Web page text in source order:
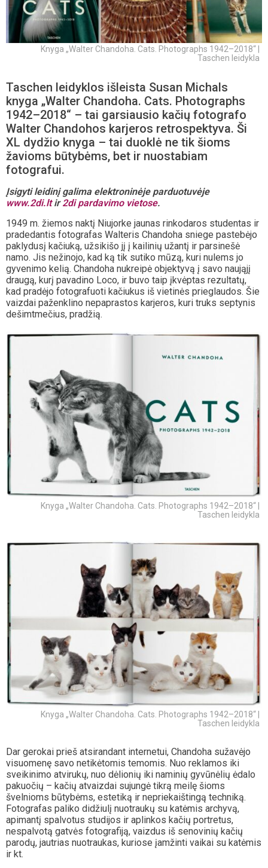
Knyga „Walter Chandoha. Cats. Photographs 1942–2018“ |
Taschen leidykla
Taschen leidyklos išleista Susan Michals
knyga „Walter Chandoha. Cats. Photographs
1942–2018“ – tai garsiausio kačių fotografo
Walter Chandohos karjeros retrospektyva. Ši
XL dydžio knyga – tai duoklė ne tik šioms
žavioms būtybėms, bet ir nuostabiam
fotografui.
Įsigyti leidinį galima elektroninėje parduotuvėje
www.2di.ltir2di pardavimo vietose.
1949 m. žiemos naktį Niujorke jaunas rinkodaros studentas ir
pradedantis fotografas Walteris Chandoha sniege pastebėjo
paklydusį kačiuką, užsikišo jį į kailinių užantį ir parsinešė
namo. Jis nežinojo, kad ką tik sutiko mūzą, kuri nulems jo
gyvenimo kelią. Chandoha nukreipė objektyvą į savo naująjį
draugą, kurį pavadino Loco, ir buvo taip įkvėptas rezultatų,
kad pradėjo fotografuoti kačiukus iš vietinės prieglaudos. Šie
vaizdai paženklino nepaprastos karjeros, kuri truks septynis
dešimtmečius, pradžią.
Knyga „Walter Chandoha. Cats. Photographs 1942–2018“ |
Taschen leidykla
Knyga „Walter Chandoha. Cats. Photographs 1942–2018“ |
Taschen leidykla
Dar gerokai prieš atsirandant internetui, Chandoha sužavėjo
visuomenę savo netikėtomis temomis. Nuo reklamos iki
sveikinimo atvirukų, nuo dėlionių iki naminių gyvūnėlių ėdalo
pakuočių – kačių atvaizdai sujungė tikrą meilę šioms
švelnioms būtybėms, estetiką ir nepriekaištingą techniką.
Fotografas paliko didžiulį nuotraukų su katėmis archyvą,
apimantį spalvotus studijos ir aplinkos kačių portretus,
nespalvotą gatvės fotografiją, vaizdus iš senovinių kačių
parodų, jautrias nuotraukas, kuriose įamžinti vaikai su katėmis
ir kt.